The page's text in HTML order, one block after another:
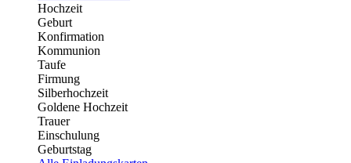
Hochzeit
Geburt
Konfirmation
Kommunion
Taufe
Firmung
Silberhochzeit
Goldene Hochzeit
Trauer
Einschulung
Geburtstag